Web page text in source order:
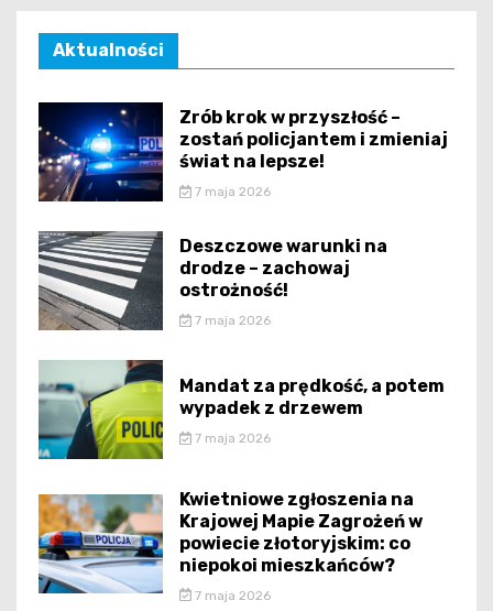
Aktualności
Zrób krok w przyszłość –
zostań policjantem i zmieniaj
świat na lepsze!
7 maja 2026
Deszczowe warunki na
drodze – zachowaj
ostrożność!
7 maja 2026
Mandat za prędkość, a potem
wypadek z drzewem
7 maja 2026
Kwietniowe zgłoszenia na
Krajowej Mapie Zagrożeń w
powiecie złotoryjskim: co
niepokoi mieszkańców?
7 maja 2026